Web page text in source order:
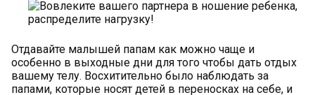
Отдавайте малышей папам как можно чаще и
особенно в выходные дни для того чтобы дать отдых
вашему телу. Восхитительно было наблюдать за
папами, которые носят детей в переносках на себе, и